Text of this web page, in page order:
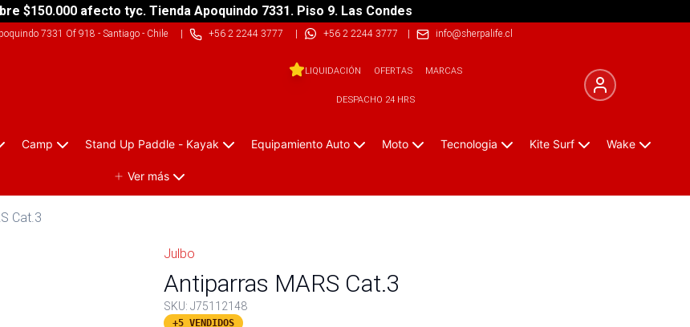
$150.000 afecto tyc. Tienda Apoquindo 7331. Piso 9. Las Condes
7331 Of 918 - Santiago - Chile| +56 2 2244 3777 | +56 2 2244 3777 | info@sherpalife.cl
LIQUIDACIÓN OFERTAS MARCAS
DESPACHO 24 HRS
Camp Stand Up Paddle - Kayak Equipamiento Auto Moto Tecnologia Kite Surf Wake
Ver más
Cat.3
Julbo
Antiparras MARS Cat.3
SKU: J75112148
+5 VENDIDOS